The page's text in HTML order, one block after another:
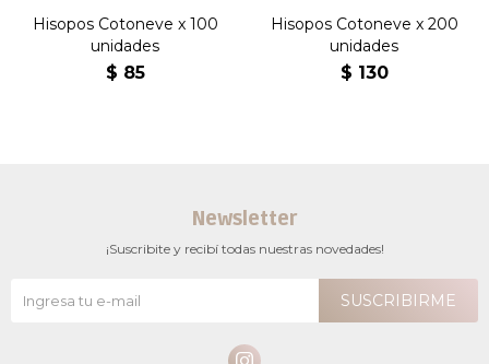
Hisopos Cotoneve x 100
unidades
$ 85
Hisopos Cotoneve x 200
unidades
$ 130
Newsletter
¡Suscribite y recibí todas nuestras novedades!
SUSCRIBIRME